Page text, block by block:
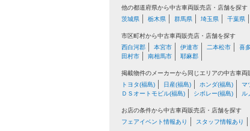
他の都道府県から中古車両販売店・店舗を探す
茨城県
栃木県 群馬県 埼玉県 千葉県
市区町村から中古車両販売店・店舗を探す
西白河郡
本宮市 伊達市 二本松市 喜
田村市
南相馬市 耶麻郡
掲載物件のメーカーから同じエリアの中古車両
トヨタ(福島)
日産(福島) ホンダ(福島) マ
ＤＳオートモビル(福島)
シボレー(福島) ル
お店の条件から中古車両販売店・店舗を探す
フェアイベント情報あり
スタッフ情報あり